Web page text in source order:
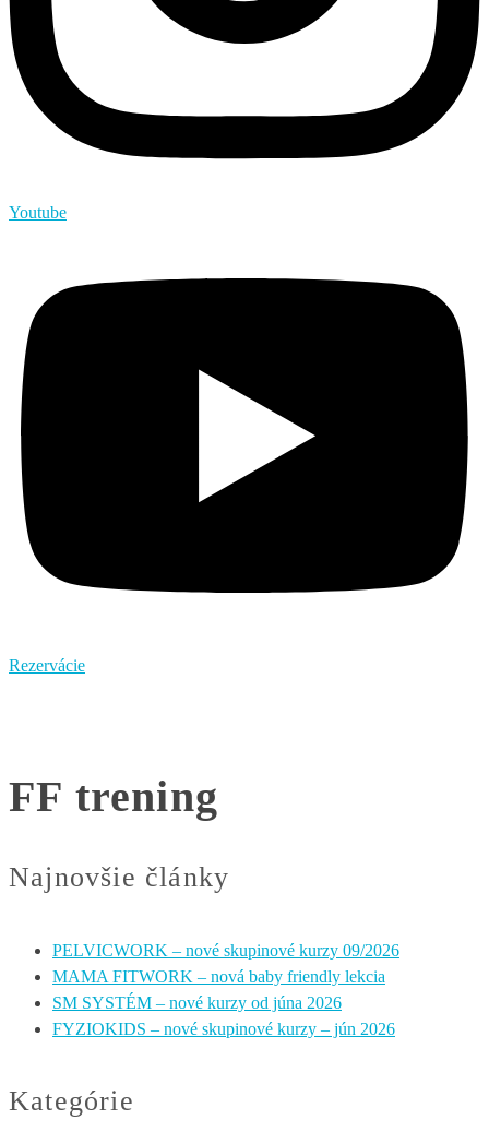
Youtube
Rezervácie
FF trening
Najnovšie články
PELVICWORK – nové skupinové kurzy 09/2026
MAMA FITWORK – nová baby friendly lekcia
SM SYSTÉM – nové kurzy od júna 2026
FYZIOKIDS – nové skupinové kurzy – jún 2026
Kategórie